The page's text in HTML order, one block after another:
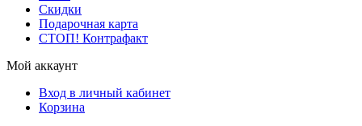
Скидки
Подарочная карта
СТОП! Контрафакт
Мой аккаунт
Вход в личный кабинет
Корзина